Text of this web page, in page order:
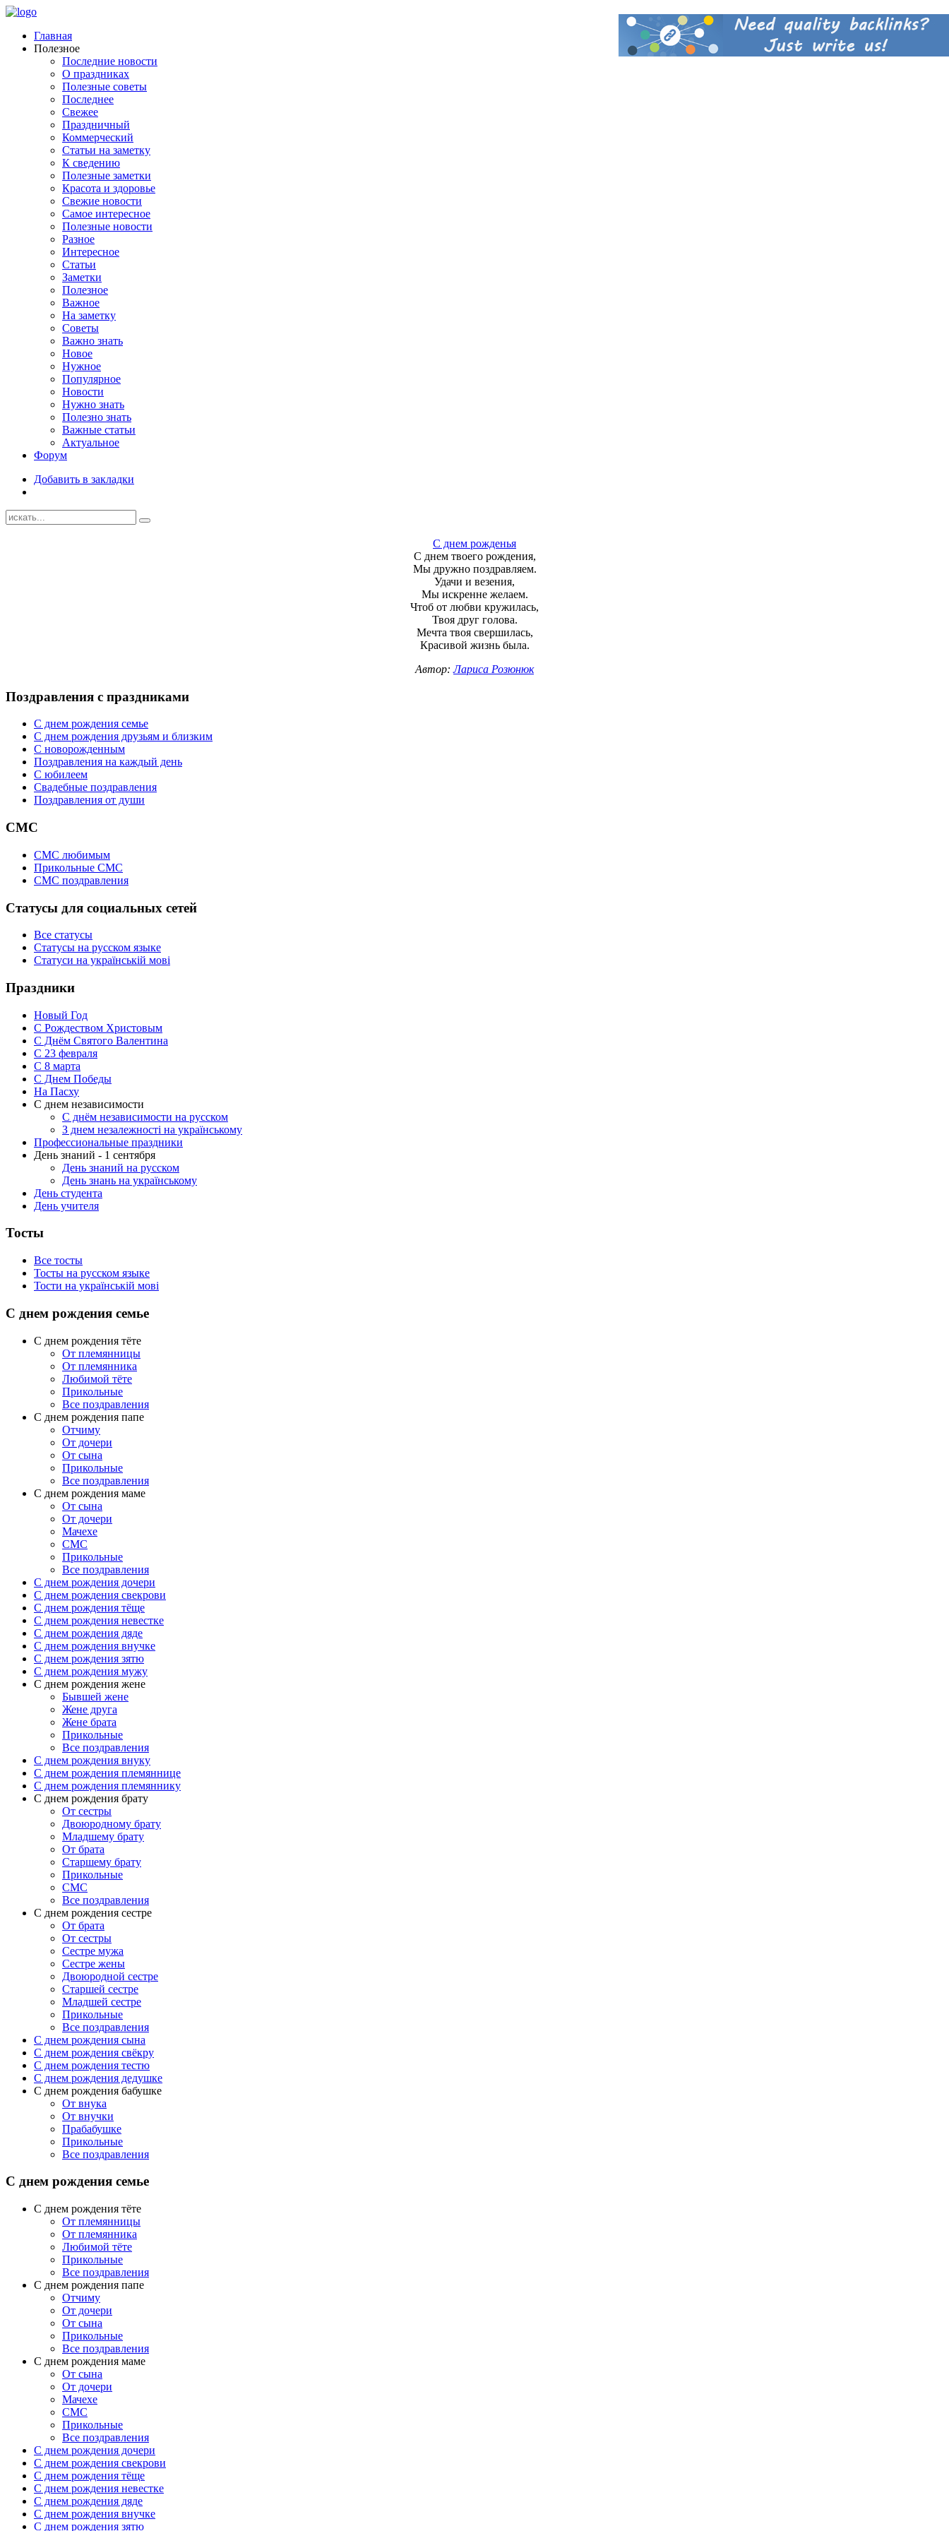
Главная
Полезное
Последние новости
О праздниках
Полезные советы
Последнее
Свежее
Праздничный
Коммерческий
Статьи на заметку
К сведению
Полезные заметки
Красота и здоровье
Свежие новости
Самое интересное
Полезные новости
Разное
Интересное
Статьи
Заметки
Полезное
Важное
На заметку
Советы
Важно знать
Новое
Нужное
Популярное
Новости
Нужно знать
Полезно знать
Важные статьи
Актуальное
Форум
Добавить в закладки
С днем рожденья
С днем твоего рождения,
Мы дружно поздравляем.
Удачи и везения,
Мы искренне желаем.
Чтоб от любви кружилась,
Твоя друг голова.
Мечта твоя свершилась,
Красивой жизнь была.
Автор:Лариса Розюнюк
Поздравления с праздниками
С днем рождения семье
С днем рождения друзьям и близким
C новорожденным
Поздравления на каждый день
С юбилеем
Свадебные поздравления
Поздравления от души
СМС
СМС любимым
Прикольные СМС
СМС поздравления
Статусы для социальных сетей
Все статусы
Статусы на русском языке
Статуси на українській мові
Праздники
Новый Год
С Рождеством Христовым
С Днём Святого Валентина
С 23 февраля
C 8 марта
С Днем Победы
На Пасху
С днем независимости
С днём независимости на русском
З днем незалежності на українському
Профессиональные праздники
День знаний - 1 сентября
День знаний на русском
День знань на українському
День студента
День учителя
Тосты
Все тосты
Тосты на русском языке
Тости на українській мові
С днем рождения семье
С днем рождения тёте
От племянницы
От племянника
Любимой тёте
Прикольные
Все поздравления
C днем рождения папе
Отчиму
От дочери
От сына
Прикольные
Все поздравления
С днем рождения маме
От сына
От дочери
Мачехе
СМС
Прикольные
Все поздравления
C днем рождения дочери
C днем рождения свекрови
C днем рождения тёще
C днем рождения невестке
C днем рождения дяде
C днем рождения внучке
C днем рождения зятю
C днем рождения мужу
С днем рождения жене
Бывшей жене
Жене друга
Жене брата
Прикольные
Все поздравления
C днем рождения внуку
C днем рождения племяннице
C днем рождения племяннику
C днем рождения брату
От сестры
Двоюродному брату
Младшему брату
От брата
Старшему брату
Прикольные
СМС
Все поздравления
С днем рождения сестре
От брата
От сестры
Сестре мужа
Сестре жены
Двоюродной сестре
Старшей сестре
Младшей сестре
Прикольные
Все поздравления
C днем рождения сына
C днем рождения свёкру
C днем рождения тестю
С днем рождения дедушке
С днем рождения бабушке
От внука
От внучки
Прабабушке
Прикольные
Все поздравления
С днем рождения семье
С днем рождения тёте
От племянницы
От племянника
Любимой тёте
Прикольные
Все поздравления
C днем рождения папе
Отчиму
От дочери
От сына
Прикольные
Все поздравления
С днем рождения маме
От сына
От дочери
Мачехе
СМС
Прикольные
Все поздравления
C днем рождения дочери
C днем рождения свекрови
C днем рождения тёще
C днем рождения невестке
C днем рождения дяде
C днем рождения внучке
C днем рождения зятю